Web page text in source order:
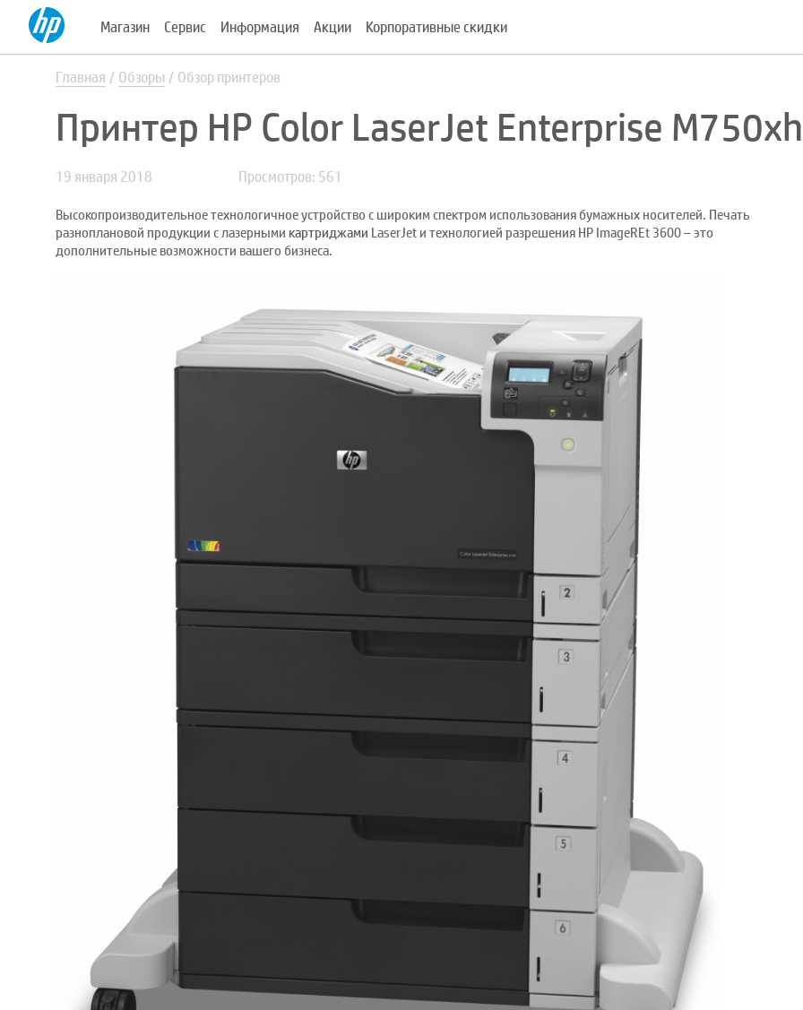
Магазин Сервис Информация Акции Корпоративные скидки
Главная Обзоры Обзор принтеров
Принтер HP Color LaserJet Enterprise M750xh
19 января 2018 Просмотров: 561
Высокопроизводительное технологичное устройство с широким спектром использования бумажных носителей. Печать
разноплановой продукции с лазерными картриджами LaserJet и технологией разрешения HP ImageREt 3600 – это
дополнительные возможности вашего бизнеса.